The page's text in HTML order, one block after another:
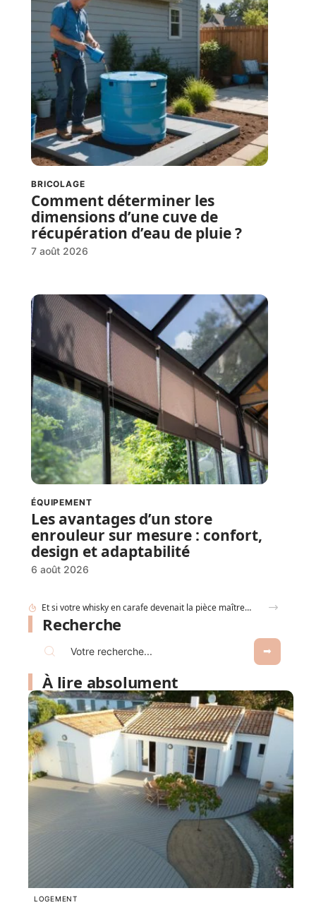
BRICOLAGE
Comment déterminer les
dimensions d’une cuve de
récupération d’eau de pluie ?
7 août 2026
ÉQUIPEMENT
Les avantages d’un store
enrouleur sur mesure : confort,
design et adaptabilité
6 août 2026
Et si votre whisky en carafe devenait la pièce maîtresse de votre salon ?
Recherche
À lire absolument
LOGEMENT